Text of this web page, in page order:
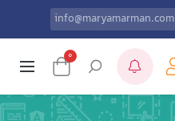
info@maryamarman.com
0